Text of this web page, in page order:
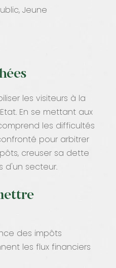
Jeune
les visiteurs à la
En se mettant aux
les difficultés
pour arbitrer
creuser sa dette
d'un secteur.
des impôts
les flux financiers